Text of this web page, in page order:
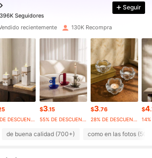
396K Seguidores
pagóHace 9 horas
396K Seguidores
396K Seguidores
Seguidores
396K Seguidores
Seguir
recientemente 130K Recompra
55% DE DESCUENTO
$3.15
55% DE DESCUENTO
$3.76
28% DE DESCUENTO
$4
de buena calidad (700+) como en las fotos